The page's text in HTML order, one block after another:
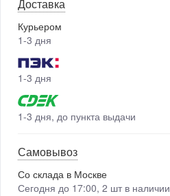
Доставка
Курьером
1-3 дня
1-3 дня
1-3 дня, до пункта выдачи
Самовывоз
Со склада в Москве
Сегодня до 17:00, 2 шт в наличии